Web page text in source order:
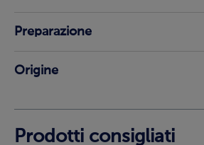
Preparazione
Origine
Prodotti consigliati